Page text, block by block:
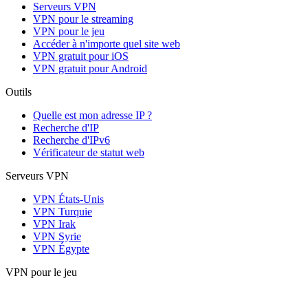
Serveurs VPN
VPN pour le streaming
VPN pour le jeu
Accéder à n'importe quel site web
VPN gratuit pour iOS
VPN gratuit pour Android
Outils
Quelle est mon adresse IP ?
Recherche d'IP
Recherche d'IPv6
Vérificateur de statut web
Serveurs VPN
VPN États-Unis
VPN Turquie
VPN Irak
VPN Syrie
VPN Égypte
VPN pour le jeu